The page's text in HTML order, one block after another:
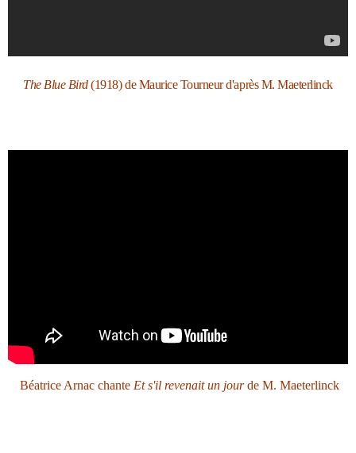
The Blue Bird(1918) de Maurice Tourneur d'après M. Maeterlinck
Béatrice Arnac chante Et s'il revenait un jourde M. Maeterlinck